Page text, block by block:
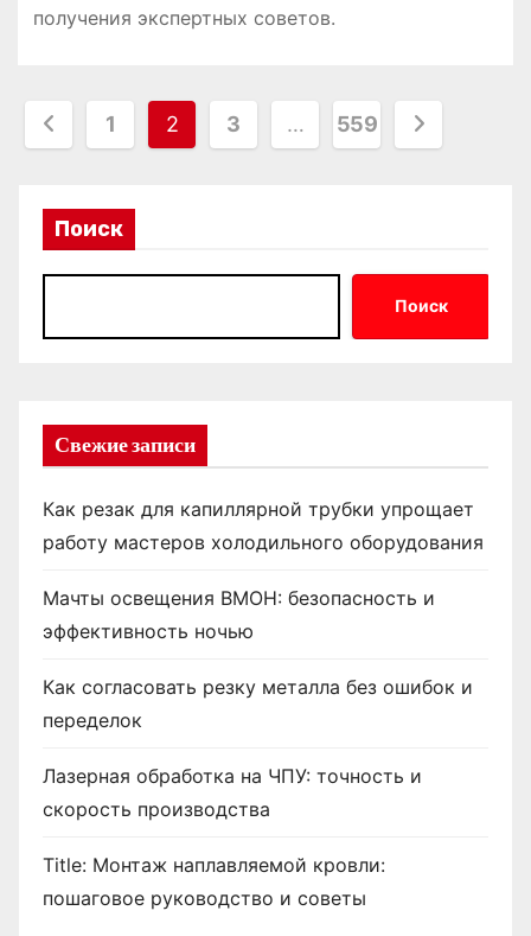
получения экспертных советов.
П
1 2 3 … 559
Поиск
Поиск
Свежие записи
Как резак для капиллярной трубки упрощает
работу мастеров холодильного оборудования
Мачты освещения ВМОН: безопасность и
эффективность ночью
Как согласовать резку металла без ошибок и
переделок
Лазерная обработка на ЧПУ: точность и
скорость производства
Title: Монтаж наплавляемой кровли:
пошаговое руководство и советы